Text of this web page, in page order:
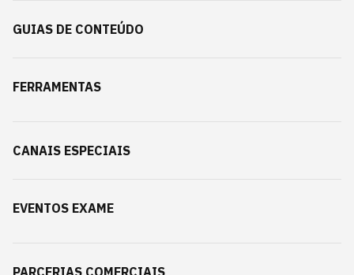
GUIAS DE CONTEÚDO
FERRAMENTAS
CANAIS ESPECIAIS
EVENTOS EXAME
PARCERIAS COMERCIAIS